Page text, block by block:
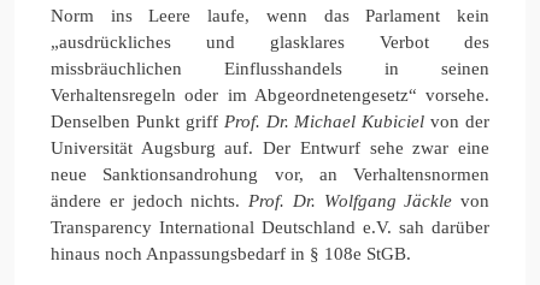
Norm ins Leere laufe, wenn das Parlament kein
„ausdrückliches und glasklares Verbot des
missbräuchlichen Einflusshandels in seinen
Verhaltensregeln oder im Abgeordnetengesetz“ vorsehe.
Denselben Punkt griff Prof. Dr. Michael Kubiciel von der
Universität Augsburg auf. Der Entwurf sehe zwar eine
neue Sanktionsandrohung vor, an Verhaltensnormen
ändere er jedoch nichts. Prof. Dr. Wolfgang Jäckle von
Transparency International Deutschland e.V. sah darüber
hinaus noch Anpassungsbedarf in § 108e StGB.